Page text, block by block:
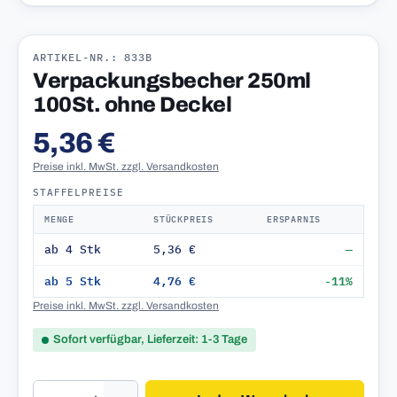
ARTIKEL-NR.: 833B
Verpackungsbecher 250ml
100St. ohne Deckel
5,36 €
Preise inkl. MwSt. zzgl. Versandkosten
STAFFELPREISE
MENGE STÜCKPREIS ERSPARNIS
ab 4 Stk 5,36 € —
ab 5 Stk 4,76 € -11%
Preise inkl. MwSt. zzgl. Versandkosten
Sofort verfügbar, Lieferzeit: 1-3 Tage